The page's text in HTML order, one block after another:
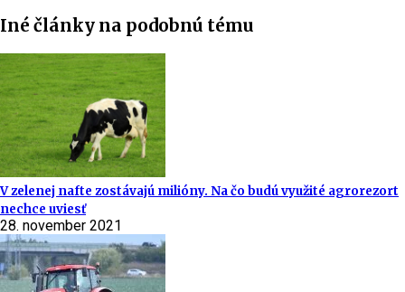
Iné články na podobnú tému
V zelenej nafte zostávajú milióny. Na čo budú využité agrorezort
nechce uviesť
28. november 2021